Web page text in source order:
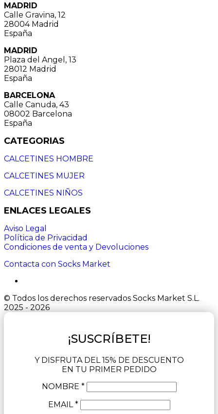
MADRID
Calle Gravina, 12
28004 Madrid
España
MADRID
Plaza del Angel, 13
28012 Madrid
España
BARCELONA
Calle Canuda, 43
08002 Barcelona
España
CATEGORIAS
CALCETINES HOMBRE
CALCETINES MUJER
CALCETINES NIÑOS
ENLACES LEGALES
Aviso Legal
Política de Privacidad
Condiciones de venta y Devoluciones
Contacta con Socks Market
© Todos los derechos reservados Socks Market S.L.
2025 - 2026
¡SUSCRÍBETE!
Y DISFRUTA DEL 15% DE DESCUENTO
EN TU PRIMER PEDIDO
NOMBRE *
EMAIL *